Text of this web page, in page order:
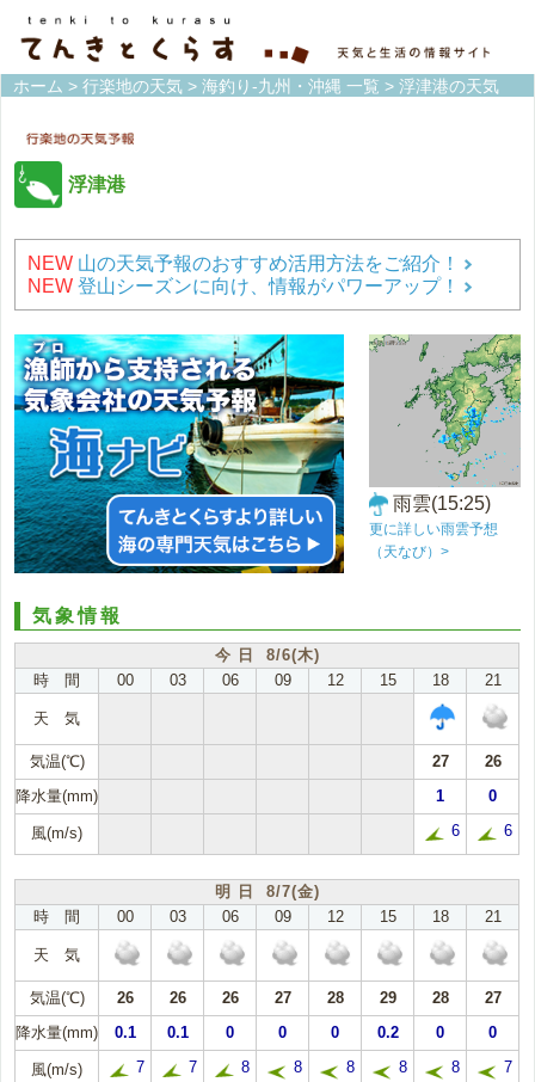
ホーム > 行楽地の天気 > 海釣り-九州・沖縄 一覧 > 浮津港の天気
浮津港
NEW 山の天気予報のおすすめ活用方法をご紹介！
NEW 登山シーズンに向け、情報がパワーアップ！
雨雲(15:25)
更に詳しい雨雲予想
（天なび）>
気象情報
今 日 8/6(木)
時 間
00 03 06 09 12 15 18 21
天 気
気温(℃) 27
26
降水量(mm)
1 0
風(m/s) 6 6
明 日 8/7(金)
時 間
00 03 06 09 12 15 18 21
天 気
気温(℃) 26 26 26 27 28 29 28
27
降水量(mm)
0.1 0.1 0 0 0 0.2 0 0
風(m/s) 7 7 8 8 8 8 8 7